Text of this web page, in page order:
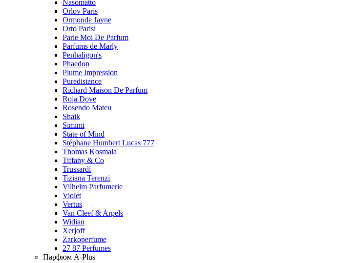
Nasomatto
Orlov Paris
Ormonde Jayne
Orto Parisi
Parle Moi De Parfum
Parfums de Marly
Penhaligon's
Phaedon
Plume Impression
Puredistance
Richard Maison De Parfum
Roja Dove
Rosendo Mateu
Shaik
Simimi
State of Mind
Stéphane Humbert Lucas 777
Thomas Kosmala
Tiffany & Co
Trussardi
Tiziana Terenzi
Vilhelm Parfumerie
Violet
Vertus
Van Cleef & Arpels
Widian
Xerjoff
Zarkoperfume
27 87 Perfumes
Парфюм A-Plus